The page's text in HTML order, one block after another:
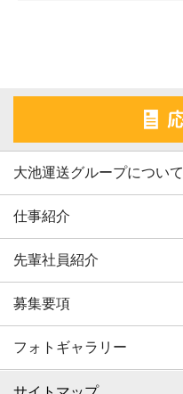
大池運送グループについて
仕事紹介
先輩社員紹介
募集要項
フォトギャラリー